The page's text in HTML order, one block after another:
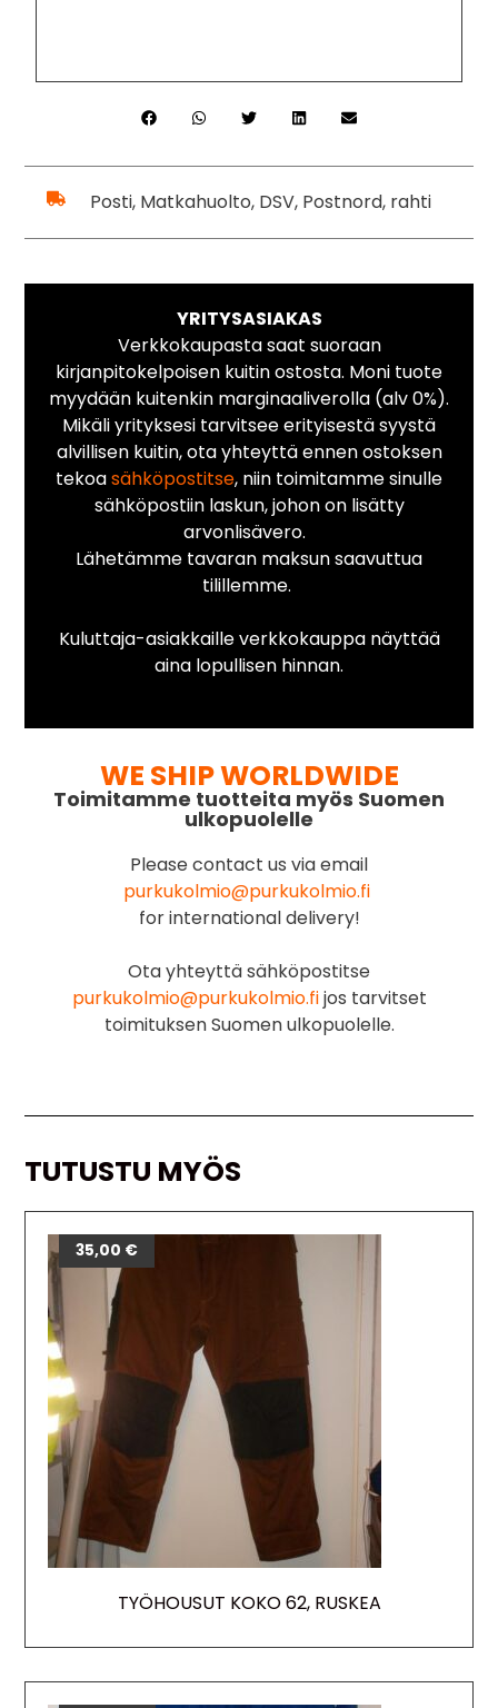
Posti, Matkahuolto, DSV, Postnord, rahti
YRITYSASIAKAS
Verkkokaupasta saat suoraan
kirjanpitokelpoisen kuitin ostosta. Moni tuote
myydään kuitenkin marginaaliverolla (alv 0%).
Mikäli yrityksesi tarvitsee erityisestä syystä
alvillisen kuitin, ota yhteyttä ennen ostoksen
tekoasähköpostitse, niin toimitamme sinulle
sähköpostiin laskun, johon on lisätty
arvonlisävero.
Lähetämme tavaran maksun saavuttua
tilillemme.
Kuluttaja-asiakkaille verkkokauppa näyttää
aina lopullisen hinnan.
WE SHIP WORLDWIDE
Toimitamme tuotteita myös Suomen
ulkopuolelle
Please contact us via email
purkukolmio@purkukolmio.fi
for international delivery!
Ota yhteyttä sähköpostitse
purkukolmio@purkukolmio.fijos tarvitset
toimituksen Suomen ulkopuolelle.
TUTUSTU MYÖS
TYÖHOUSUT KOKO 62, RUSKEA
35,00 €